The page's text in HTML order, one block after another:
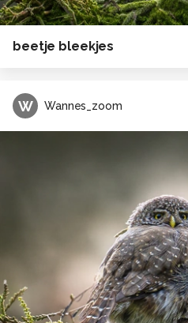
beetje bleekjes
W Wannes_zoom